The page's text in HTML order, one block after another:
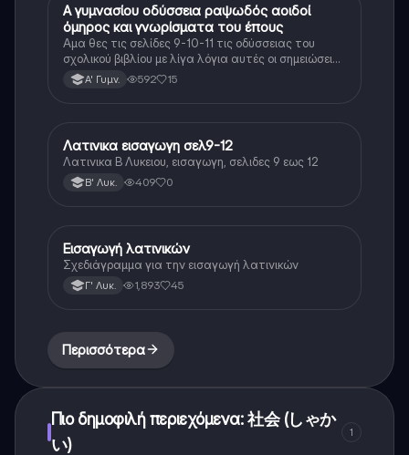
Αρχαία Ελληνικά
Α γυμνασίου οδύσσεια ραψωδός αοιδοί
όμηρος και γνωρίσματα του έπους
Αμα θες τις σελίδες 9-10-11 τις οδύσσειας του
σχολικού βιβλίου με λίγα λόγια αυτές οι σημειώσεις
θα σε βοηθήσουν αρκετά στο διάβασμα σου
Α' Γυμν. 592 15
Νέα Ελληνικά
Λατινικα εισαγωγη σελ9-12
Λατινικα Β Λυκειου, εισαγωγη, σελιδες 9 εως 12
Β' Λυκ. 409 0
Λατινικά
Εισαγωγή λατινικών
Σχεδιάγραμμα για την εισαγωγή λατινικών
Γ' Λυκ. 1,893 45
Περισσότερα
Πιο δημοφιλή περιεχόμενα: 社会 (しゃか
い)
1